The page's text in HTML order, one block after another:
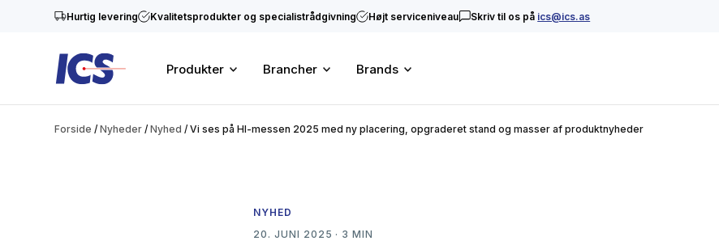
Hurtig levering Kvalitetsprodukter og specialistrådgivning Højt serviceniveau Skriv til os på ics@ics.as
Produkter Brancher Brands
Forside /Nyheder /Nyhed /Vi ses på HI-messen 2025 med ny placering, opgraderet stand og masser af produktnyheder
NYHED
20. JUNI 2025 · 3 MIN